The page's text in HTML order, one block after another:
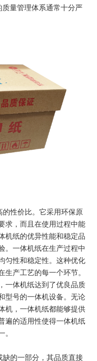
量管理体系通常十分严
性价比。它采用环保原
求，而且在使用过程中能
机纸的优异性能和稳定品
。一体机纸在生产过程中
匀性和稳定性。这种优化
产工艺的每一个环节。
一体机纸达到了优良品质
型号的一体机设备。无论
机，一体机纸都能够提供
遍的适用性使得一体机纸
。
的一部分，其品质直接